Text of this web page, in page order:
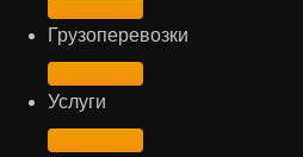
Грузоперевозки
Услуги